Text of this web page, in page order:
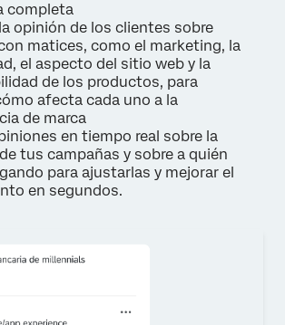
completa
opinión de los clientes sobre
matices, como el marketing, la
el aspecto del sitio web y la
de los productos, para
afecta cada uno a la
de marca
en tiempo real sobre la
tus campañas y sobre a quién
para ajustarlas y mejorar el
en segundos.